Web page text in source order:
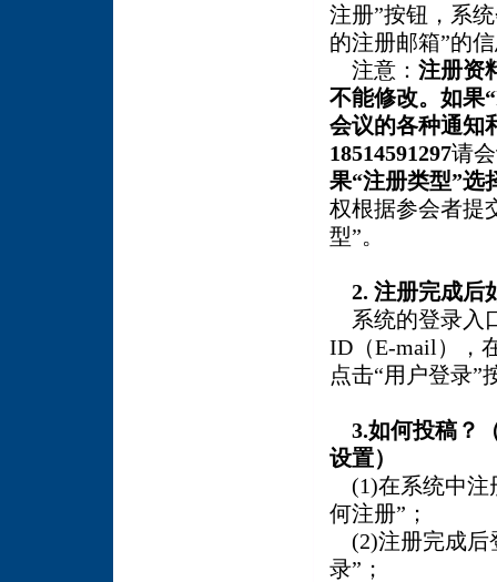
注册”按钮，系
的注册邮箱”的
注意： 注册资
不能修改。如果“
会议的各种通知
18514591297请
果“注册类型”选
权根据参会者提
型”。
2. 注册完成后
系统的登录入
ID（E-mail），
点击“用户登录”
3.如何投稿？
设置）
(1)在系统中注
何注册”；
(2)注册完成后
录”；